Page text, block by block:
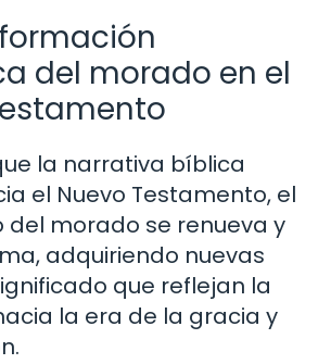
del morado en el
la narrativa bíblica
el Nuevo Testamento, el
del morado se renueva y
adquiriendo nuevas
que reflejan la
la era de la gracia y